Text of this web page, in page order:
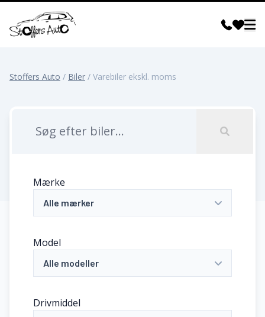
Stoffers Auto / Biler / Varebiler ekskl. moms
Mærke
Alle mærker
Model
Alle modeller
Drivmiddel